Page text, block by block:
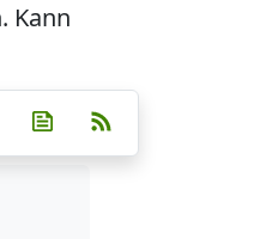
Kann
Facebook
auf Whatsapp
Teilen auf Telegram
teilen
Post auf XNewsletter